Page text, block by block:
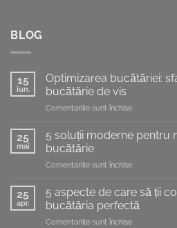
BLOG
15
iun.
Optimizarea bucătăriei:
bucătărie de vis
Comentariile sunt închisepentru
bucătăriei:
sfaturi
pentru
bucătărie
de
25
mai
5 soluții moderne pentru
bucătărie
Comentariile sunt închisepentru
soluții
moderne
pentru
mai
25
apr.
5 aspecte de care să ții
bucătăria perfectă
Comentariile sunt închisepentru